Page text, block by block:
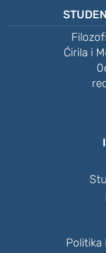
Ćirila i
Politika